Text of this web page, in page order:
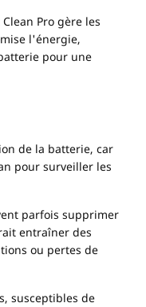
Pro gère les
l'énergie,
pour une
de la batterie, car
pour surveiller les
parfois supprimer
entraîner des
ou pertes de
susceptibles de